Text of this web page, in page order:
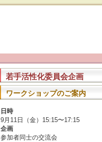
若手活性化委員会企画
ワークショップのご案内
日時
9月11日（金）15:15〜17:15
企画
参加者同士の交流会